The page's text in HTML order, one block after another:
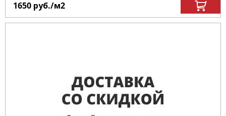
1650 руб./м2